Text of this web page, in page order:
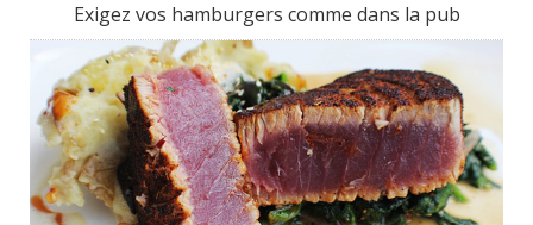
Exigez vos hamburgers comme dans la pub